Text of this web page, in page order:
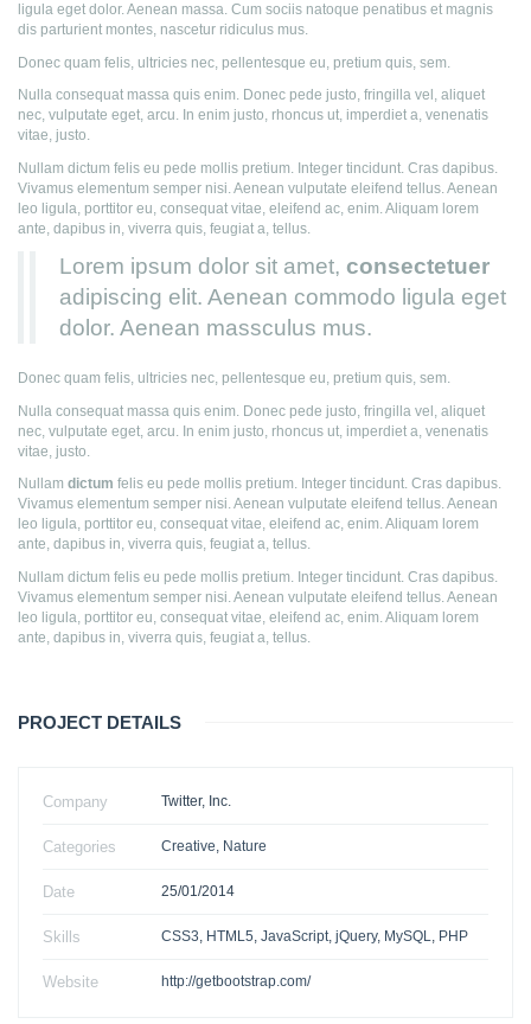
ligula eget dolor. Aenean massa. Cum sociis natoque penatibus et magnis
dis parturient montes, nascetur ridiculus mus.
Donec quam felis, ultricies nec, pellentesque eu, pretium quis, sem.
Nulla consequat massa quis enim. Donec pede justo, fringilla vel, aliquet
nec, vulputate eget, arcu. In enim justo, rhoncus ut, imperdiet a, venenatis
vitae, justo.
Nullam dictum felis eu pede mollis pretium. Integer tincidunt. Cras dapibus.
Vivamus elementum semper nisi. Aenean vulputate eleifend tellus. Aenean
leo ligula, porttitor eu, consequat vitae, eleifend ac, enim. Aliquam lorem
ante, dapibus in, viverra quis, feugiat a, tellus.
Lorem ipsum dolor sit amet, consectetuer
adipiscing elit. Aenean commodo ligula eget
dolor. Aenean massculus mus.
Donec quam felis, ultricies nec, pellentesque eu, pretium quis, sem.
Nulla consequat massa quis enim. Donec pede justo, fringilla vel, aliquet
nec, vulputate eget, arcu. In enim justo, rhoncus ut, imperdiet a, venenatis
vitae, justo.
Nullam dictum felis eu pede mollis pretium. Integer tincidunt. Cras dapibus.
Vivamus elementum semper nisi. Aenean vulputate eleifend tellus. Aenean
leo ligula, porttitor eu, consequat vitae, eleifend ac, enim. Aliquam lorem
ante, dapibus in, viverra quis, feugiat a, tellus.
Nullam dictum felis eu pede mollis pretium. Integer tincidunt. Cras dapibus.
Vivamus elementum semper nisi. Aenean vulputate eleifend tellus. Aenean
leo ligula, porttitor eu, consequat vitae, eleifend ac, enim. Aliquam lorem
ante, dapibus in, viverra quis, feugiat a, tellus.
PROJECT DETAILS
Company Twitter, Inc.
Categories Creative Nature
Date 25/01/2014
Skills CSS3 HTML5 JavaScript jQuery, MySQL PHP
Website http://getbootstrap.com/